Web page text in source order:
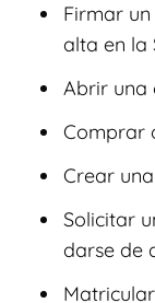
Firmar
alta en la
Abrir una
Comprar
Crear
Solicitar
darse de